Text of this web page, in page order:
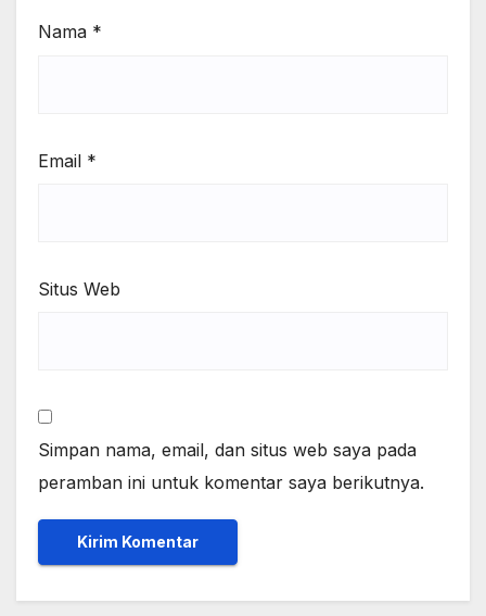
Nama *
Email *
Situs Web
Simpan nama, email, dan situs web saya pada
peramban ini untuk komentar saya berikutnya.